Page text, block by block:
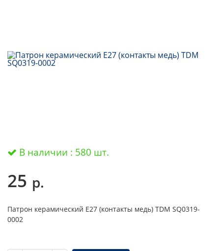
В наличии : 580 шт.
25 р.
Патрон керамический E27 (контакты медь) TDM SQ0319-
0002